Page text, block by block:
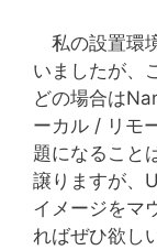
私の設置環
いましたが、
どの場合は
ーカル / リモ
題になること
譲りますが、
イメージをマ
ればぜひ欲し